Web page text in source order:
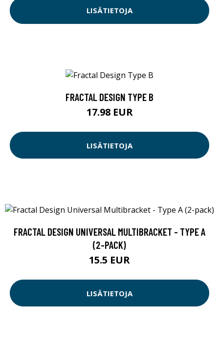
LISÄTIETOJA
FRACTAL DESIGN TYPE B
17.98 EUR
LISÄTIETOJA
FRACTAL DESIGN UNIVERSAL MULTIBRACKET - TYPE A
(2-PACK)
15.5 EUR
LISÄTIETOJA